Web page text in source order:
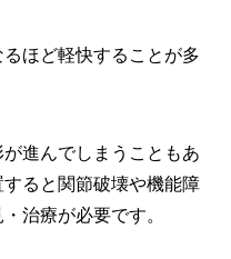
ほど軽快することが多
進んでしまうこともあ
ると関節破壊や機能障
治療が必要です。